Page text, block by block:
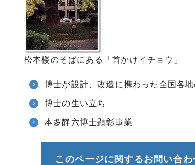
松本楼のそばにある「首かけイチョウ」
博士が設計、改造に携わった全国各地
博士の生い立ち
本多静六博士顕彰事業
このページに関するお問い合わ